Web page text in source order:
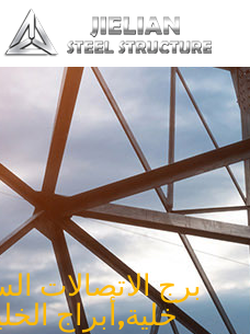
برج الاتصالات
خلية,أبراج